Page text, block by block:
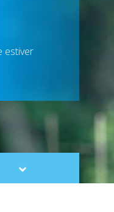
estiver
Scroll
to